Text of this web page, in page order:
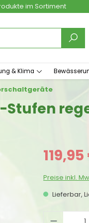
im Sortiment
& Klima
Stufen
Verkaufspreis:
Preise inkl.
Lieferbar,